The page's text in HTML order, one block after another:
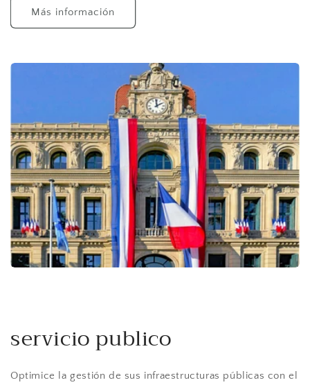
Más información
servicio publico
Optimice la gestión de sus infraestructuras públicas con el